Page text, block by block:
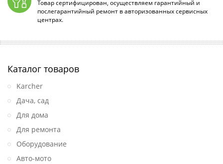
Товар сертифицирован, осуществляем гарантийный и
послегарантийный ремонт в авторизованных сервисных
центрах.
Каталог товаров
Karcher
Дача, сад
Для дома
Для ремонта
Оборудование
Авто-мото